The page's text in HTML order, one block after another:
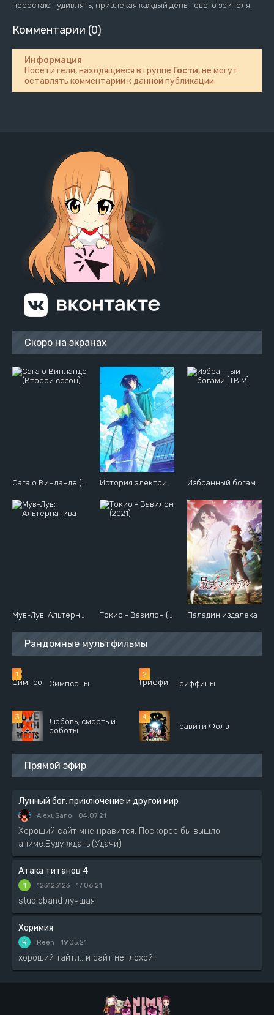
перестают удивлять, привлекая каждый день нового зрителя.
Комментарии (0)
Информация
Посетители, находящиеся в группе Гости, не могут
оставлять комментарии к данной публикации.
Скоро на экранах
Мув-Лув: Альтернатива Токио - Вавилон (2021) Паладин издалека
Рандомные мультфильмы
Симпсоны Гриффины
Любовь, смерть и
роботы
Гравити Фолз
Прямой эфир
Лунный бог, приключение и другой мир
AlexuSano 04.07.21
Хороший сайт мне нравится. Поскорее бы вышло
аниме.Буду ждать.(Удачи)
Атака титанов 4
1 123123123 17.06.21
studioband лучшая
Хоримия
R Reen 19.05.21
хороший тайтл.. и сайт неплохой.